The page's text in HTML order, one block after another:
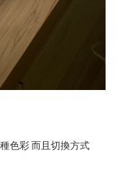
色彩 而且切換方式